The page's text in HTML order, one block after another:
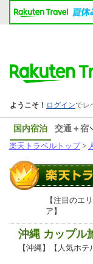
国内宿泊 交通＋宿
楽天トラベルトップ>
【注目のエリ
ア】
沖縄 カップル
【沖縄】【人気ホ